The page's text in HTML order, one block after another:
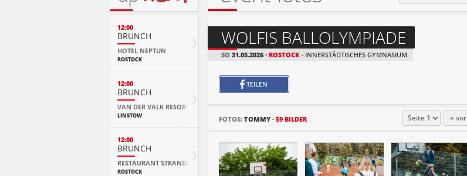
WOLFIS BALLOLYMPIADE
SO 31.05.2026 ROSTOCK INNERSTÄDTISCHES GYMNASIUM
TEILEN
FOTOS: TOMMY 59 BILDER vor
12:00
BRUNCH
HOTEL NEPTUN
ROSTOCK
12:00
BRUNCH
VAN DER VALK RESORT
LINSTOW
12:00
BRUNCH
RESTAURANT STRANDE
ROSTOCK